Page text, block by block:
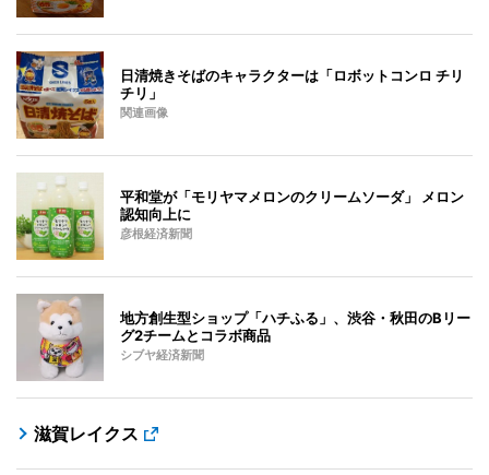
日清焼きそばのキャラクターは「ロボットコンロ チリ
チリ」
関連画像
平和堂が「モリヤマメロンのクリームソーダ」 メロン
認知向上に
彦根経済新聞
地方創生型ショップ「ハチふる」、渋谷・秋田のBリー
グ2チームとコラボ商品
シブヤ経済新聞
滋賀レイクス